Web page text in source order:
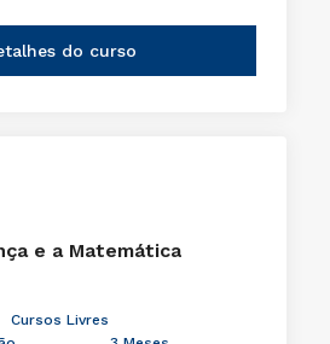
do curso
e a Matemática
Cursos Livres